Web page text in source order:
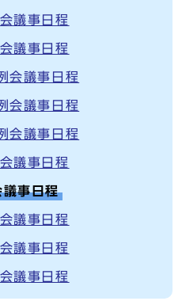
議事日程
議事日程
会議事日程
会議事日程
会議事日程
議事日程
事日程
議事日程
議事日程
議事日程